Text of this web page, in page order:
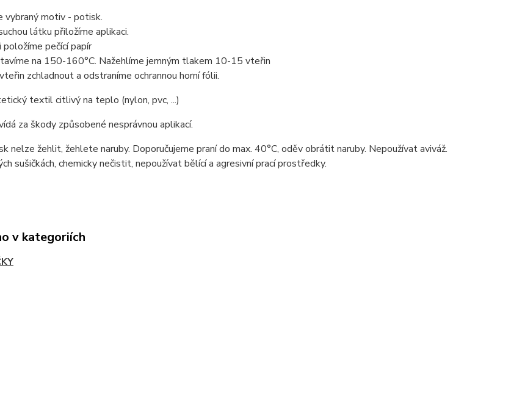
vybraný motiv - potisk.
látku přiložíme aplikaci.
pečící papír
na 150-160°C. Nažehlíme jemným tlakem 10-15 vteřin
zchladnout a odstraníme ochrannou horní fólii.
textil citlivý na teplo (nylon, pvc, ...)
za škody způsobené nesprávnou aplikací.
nelze žehlit, žehlete naruby. Doporučujeme praní do max. 40°C, oděv obrátit naruby. Nepoužívat aviváž.
sušičkách, chemicky nečistit, nepoužívat bělící a agresivní prací prostředky.
v kategoriích